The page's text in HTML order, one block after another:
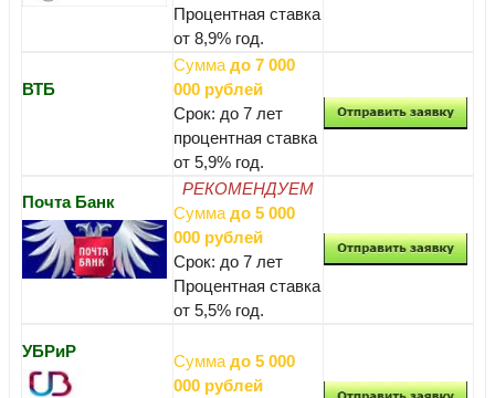
Процентная ставка
от 8,9% год.
ВТБ
Сумма до 7 000
000 рублей
Срок: до 7 лет
процентная ставка
от 5,9% год.
Почта Банк
РЕКОМЕНДУЕМ
Сумма до 5 000
000 рублей
Срок: до 7 лет
Процентная ставка
от 5,5% год.
УБРиР
Сумма до 5 000
000 рублей